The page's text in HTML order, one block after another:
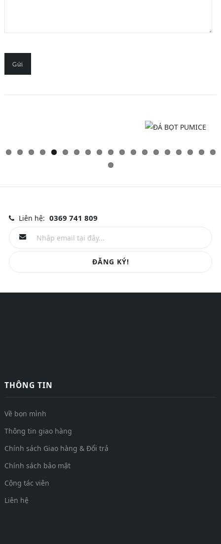
Gửi
Liên hệ: 0369 741 809
ĐĂNG KÝ!
THÔNG TIN
Về bọn mình
Thông tin giao hàng
Chính sách Giao hàng & Đổi trả
Chính sách bảo mật
Cộng tác viên
Liên hệ